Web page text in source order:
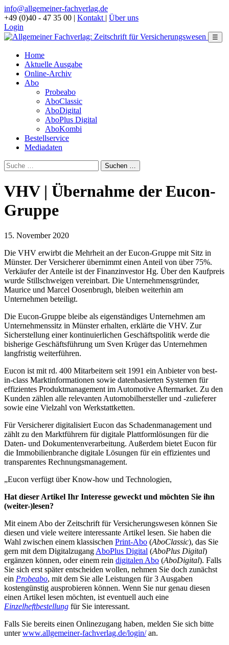
info@allgemeiner-fachverlag.de
+49 (0)40 - 47 35 00 | Kontakt | Über uns
Login
☰
Home
Aktuelle Ausgabe
Online-Archiv
Abo
Probeabo
AboClassic
AboDigital
AboPlus Digital
AboKombi
Bestellservice
Mediadaten
VHV | Übernahme der Eucon-
Gruppe
15. November 2020
Die VHV erwirbt die Mehrheit an der Eucon-Gruppe mit Sitz in
Münster. Der Versicherer übernimmt einen Anteil von über 75%.
Verkäufer der Anteile ist der Finanzinvestor Hg. Über den Kaufpreis
wurde Stillschweigen vereinbart. Die Unternehmensgründer,
Maurice und Marcel Oosenbrugh, bleiben weiterhin am
Unternehmen beteiligt.
Die Eucon-Gruppe bleibe als eigenständiges Unternehmen am
Unternehmenssitz in Münster erhalten, erklärte die VHV. Zur
Sicherstellung einer kontinuierlichen Geschäftspolitik werde die
bisherige Geschäftsführung um Sven Krüger das Unternehmen
langfristig weiterführen.
Eucon ist mit rd. 400 Mitarbeitern seit 1991 ein Anbieter von best-
in-class Marktinformationen sowie datenbasierten Systemen für
effizientes Produktmanagement im Automotive Aftermarket. Zu den
Kunden zählen alle relevanten Automobilhersteller und -zulieferer
sowie eine Vielzahl von Werkstattketten.
Für Versicherer digitalisiert Eucon das Schadenmanagement und
zählt zu den Marktführern für digitale Plattformlösungen für die
Daten- und Dokumentenverarbeitung. Außerdem bietet Eucon für
die Immobilienbranche digitale Lösungen für ein effizientes und
transparentes Rechnungsmanagement.
„Eucon verfügt über Know-how und Technologien,
Hat dieser Artikel Ihr Interesse geweckt und möchten Sie ihn
(weiter-)lesen?
Mit einem Abo der Zeitschrift für Versicherungswesen können Sie
diesen und viele weitere interessante Artikel lesen. Sie haben die
Wahl zwischen einem klassischen Print-Abo (AboClassic), das Sie
gern mit dem Digitalzugang AboPlus Digital (AboPlus Digital)
ergänzen können, oder einem rein digitalen Abo (AboDigital). Falls
Sie sich erst später entscheiden wollen, nehmen Sie doch zunächst
ein Probeabo, mit dem Sie alle Leistungen für 3 Ausgaben
kostengünstig ausprobieren können. Wenn Sie nur genau diesen
einen Artikel lesen möchten, ist eventuell auch eine
Einzelheftbestellung für Sie interessant.
Falls Sie bereits einen Onlinezugang haben, melden Sie sich bitte
unterwww.allgemeiner-fachverlag.de/login/an.